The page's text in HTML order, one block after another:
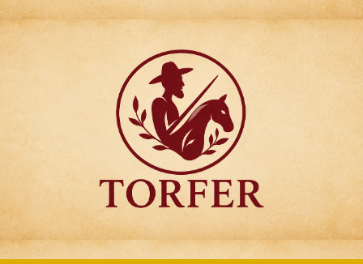
Articulos para
Regalo Torfer.